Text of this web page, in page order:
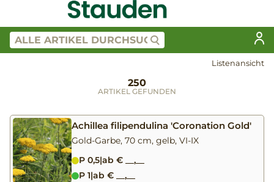
Listenansicht
250
ARTIKEL GEFUNDEN
Achillea filipendulina 'Coronation Gold'
Gold-Garbe, 70 cm, gelb, VI-IX
P 0,5|ab € __,__
P 1|ab € __,__